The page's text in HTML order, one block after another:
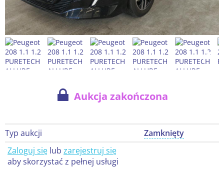
Aukcja zakończona
Typ aukcji
Zamknięty
Zaloguj się lub zarejestruj się
aby skorzystać z pełnej usługi